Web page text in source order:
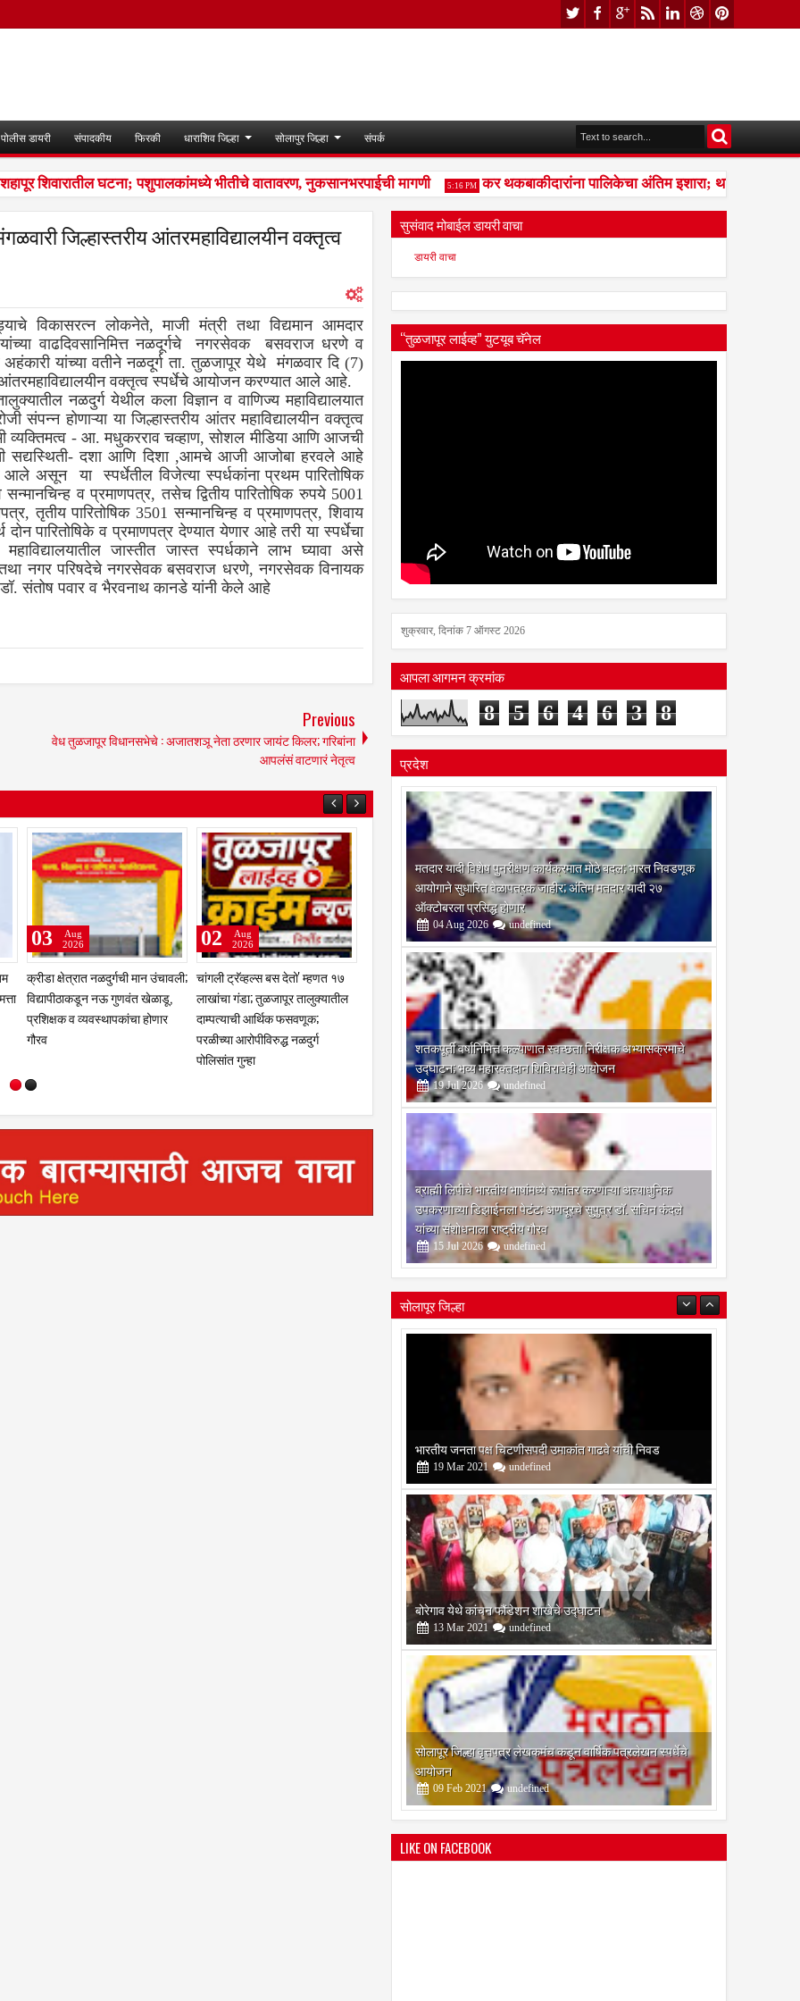
पोलीस डायरी संपादकीय फिरकी धाराशिव जिल्हा सोलापुर जिल्हा संपर्क
शिवारातील घटना; पशुपालकांमध्ये भीतीचे वातावरण, नुकसानभरपाईची मागणी 5:16 PM कर थकबाकीदारांना पालिकेचा अंतिम इशारा; थकित कर न
जिल्हास्तरीय आंतरमहाविद्यालयीन वक्तृत्व
विकासरत्न लोकनेते, माजी मंत्री तथा विद्यमान आमदार
वाढदिवसानिमित्त नळदूर्गचे नगरसेवक बसवराज धरणे व
यांच्या वतीने नळदूर्ग ता. तुळजापूर येथे मंगळवार दि (7)
आंतरमहाविद्यालयीन वक्तृत्व स्पर्धेचे आयोजन करण्यात आले आहे.
नळदुर्ग येथील कला विज्ञान व वाणिज्य महाविद्यालयात
संपन्न होणाऱ्या या जिल्हास्तरीय आंतर महाविद्यालयीन वक्तृत्व
व्यक्तिमत्व - आ. मधुकरराव चव्हाण, सोशल मीडिया आणि आजची
सद्यस्थिती- दशा आणि दिशा ,आमचे आजी आजोबा हरवले आहे
असून या स्पर्धेतील विजेत्या स्पर्धकांना प्रथम पारितोषिक
व प्रमाणपत्र, तसेच द्वितीय पारितोषिक रुपये 5001
तृतीय पारितोषिक 3501 सन्मानचिन्ह व प्रमाणपत्र, शिवाय
दोन पारितोषिके व प्रमाणपत्र देण्यात येणार आहे तरी या स्पर्धेचा
महाविद्यालयातील जास्तीत जास्त स्पर्धकाने लाभ घ्यावा असे
नगर परिषदेचे नगरसेवक बसवराज धरणे, नगरसेवक विनायक
संतोष पवार व भैरवनाथ कानडे यांनी केले आहे
Previous
वेध तुळजापूर विधानसभेचे : अजातशञू नेता ठरणार जायंट किलर; गरिबांना
आपलंसं वाटणारं नेतृत्व
दिलेला शब्द पाळावा; स्वीकृत
ज्ञानेश्वर घोडके यांनाच
शिवसेना शिंदे गटाच्या
ठाम भूमिका; निवडणूकपूर्व
तीन लांडग्यांचा कळप शेळ्यांवर तुटून
पडला; सहा शेळ्या ठार, दोन गंभीर
जखमीशहापूर शिवारातील घटना;
पशुपालकांमध्ये भीतीचे वातावरण,
नुकसानभरपाईची मागणी
06
Aug
2026
कर थकबाकीदारांना पालिकेचा अंतिम
इशारा; थकित कर न भरल्यास मालमत्ता
जप्तीची कारवाई ; शासकीय
कार्यालयांसह संस्थांकडे तब्बल ३२
05
Aug
2026
सुसंवाद मोबाईल डायरी वाचा
डायरी वाचा
“तुळजापूर लाईव्ह” युटयूब चॅनेल
शुक्रवार, दिनांक 7 ऑगस्ट 2026
आपला आगमन क्रमांक
8 5 6 4 6 3 8
प्रदेश
मतदार यादी विशेष पुनरीक्षण कार्यक्रमात मोठे बदल; भारत निवडणूक
आयोगाने सुधारित वेळापत्रक जाहीर; अंतिम मतदार यादी २७
ऑक्टोबरला प्रसिद्ध होणार
04 Aug 2026 undefined
शतकपूर्ती वर्षानिमित्त कल्याणात स्वच्छता निरीक्षक अभ्यासक्रमाचे
उद्घाटन; भव्य महारक्तदान शिबिराचेही आयोजन
19 Jul 2026 undefined
ब्राह्मी लिपीचे भारतीय भाषांमध्ये रूपांतर करणाऱ्या अत्याधुनिक
उपकरणाच्या डिझाईनला पेटंट; अणदूरचे सुपुत्र डॉ. सचिन कंदले
यांच्या संशोधनाला राष्ट्रीय गौरव
15 Jul 2026 undefined
सोलापूर जिल्हा
बोरेगाव येथे कांचन फौंडेशन शाखेचे उद्घाटन
13 Mar 2021 undefined
सोलापूर जिल्हा वृत्तपत्र लेखकमंच कडून वार्षिक पत्रलेखन स्पर्धेचे
आयोजन
09 Feb 2021 undefined
श्री मल्लिकार्जुन प्रशालेकडून उमाकांत गाढवे यांचा सत्कार
25 Mar 2021 undefined
LIKE ON FACEBOOK